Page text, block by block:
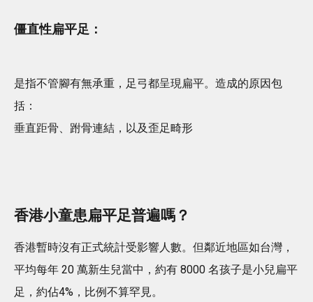
僵直性扁平足：
是指不管腳有無承重，足弓都呈現扁平。造成的原因包
括：
垂直距骨、跗骨連結，以及歪足畸形
香港小童患扁平足普遍嗎？
香港暫時沒有正式統計受影響人數。但鄰近地區如台灣，
平均每年 20 萬新生兒當中，約有 8000 名孩子是小兒扁平
足，約佔4%，比例不算罕見。